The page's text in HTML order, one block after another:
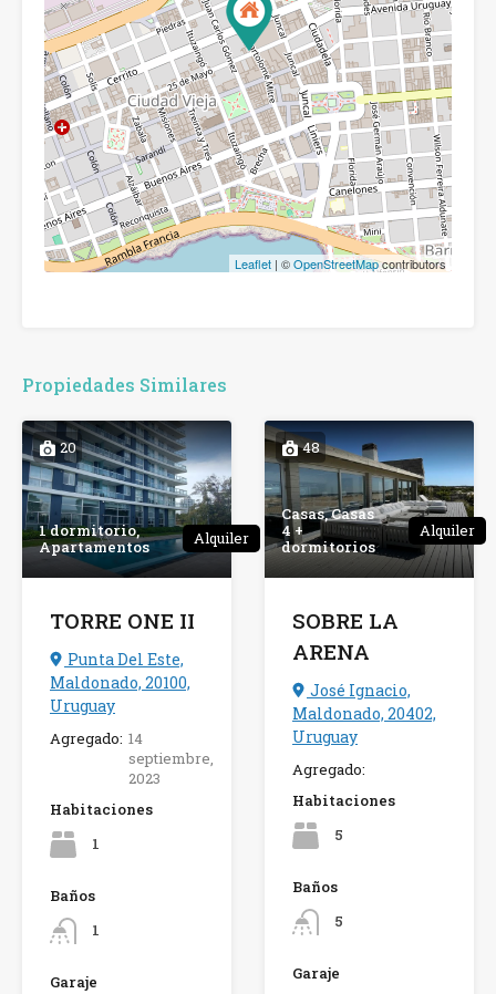
Leaflet | ©OpenStreetMapcontributors
Propiedades Similares
20
1 dormitorio,
Apartamentos
Alquiler
TORRE ONE II
Punta Del Este,
Maldonado, 20100,
Uruguay
Agregado: 14
septiembre,
2023
Habitaciones
1
Baños
1
Garaje
48
Casas, Casas
4 +
dormitorios
Alquiler
SOBRE LA
ARENA
José Ignacio,
Maldonado, 20402,
Uruguay
Agregado:
Habitaciones
5
Baños
5
Garaje